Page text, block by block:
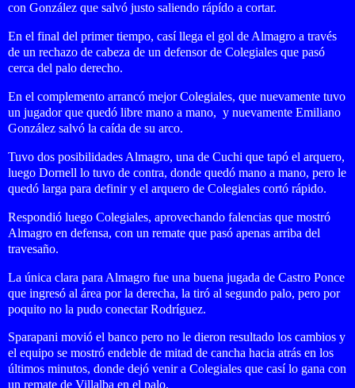
con González que salvó justo saliendo rápído a cortar.
En el final del primer tiempo, casí llega el gol de Almagro a través
de un rechazo de cabeza de un defensor de Colegiales que pasó
cerca del palo derecho.
En el complemento arrancó mejor Colegiales, que nuevamente tuvo
un jugadorque quedó libre mano a mano, y nuevamente Emiliano
González salvó la caída de su arco.
Tuvo dos posibilidades Almagro, una de Cuchi que tapó el arquero,
luego Dornell lo tuvo de contra, donde quedó mano a mano, pero le
quedó larga para definir y el arquero de Colegiales cortó rápido.
Respondió luego Colegiales, aprovechando falencias que mostró
Almagro en defensa, con un remate que pasó apenas arriba del
travesaño.
La única clara para Almagro fue una buena jugada de Castro Ponce
que ingresó al área por la derecha, la tiró al segundo palo, pero por
poquito no la pudo conectar Rodríguez.
Sparapani movió el banco pero no le dieron resultado los cambios y
el equipo se mostró endeble de mitad de cancha hacia atrás en los
últimos minutos, donde dejó venir a Colegiales que casí lo gana con
un remate de Villalba en el palo.